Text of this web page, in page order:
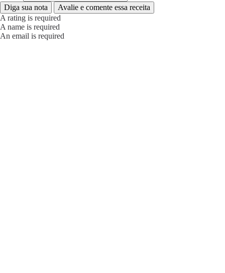
Diga sua nota
Avalie e comente essa receita
A rating is required
A name is required
An email is required